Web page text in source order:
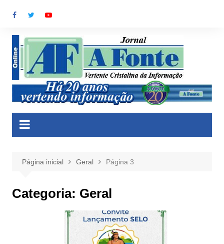
para
conteúdo
Página inicial Geral Página 3
Categoria: Geral